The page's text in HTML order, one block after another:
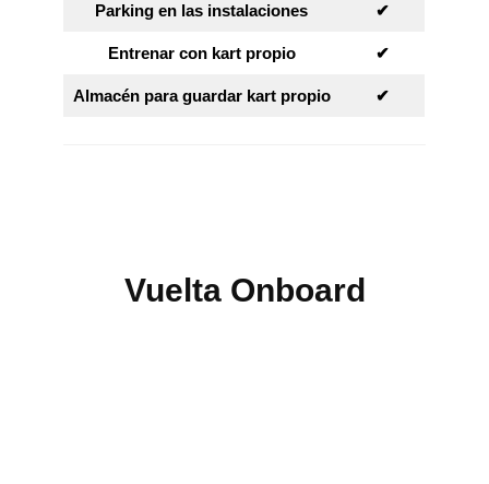
Parking en las instalaciones ✔︎
Entrenar con kart propio ✔︎
Almacén para guardar kart propio ✔︎
Vuelta Onboard